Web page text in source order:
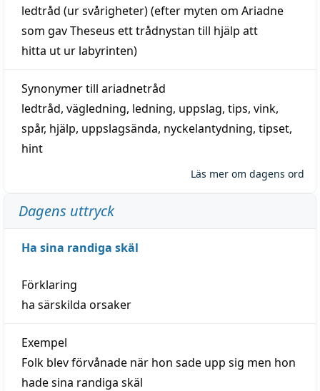
ledtråd (ur svårigheter) (efter myten om Ariadne
som gav Theseus ett trådnystan till hjälp att
hitta ut ur labyrinten)
Synonymer till ariadnetråd
ledtråd, vägledning, ledning, uppslag, tips, vink,
spår, hjälp, uppslagsända, nyckelantydning, tipset,
hint
Läs mer om dagens ord
Dagens uttryck
Ha sina randiga skäl
Förklaring
ha särskilda orsaker
Exempel
Folk blev förvånade när hon sade upp sig men hon
hade sina randiga skäl